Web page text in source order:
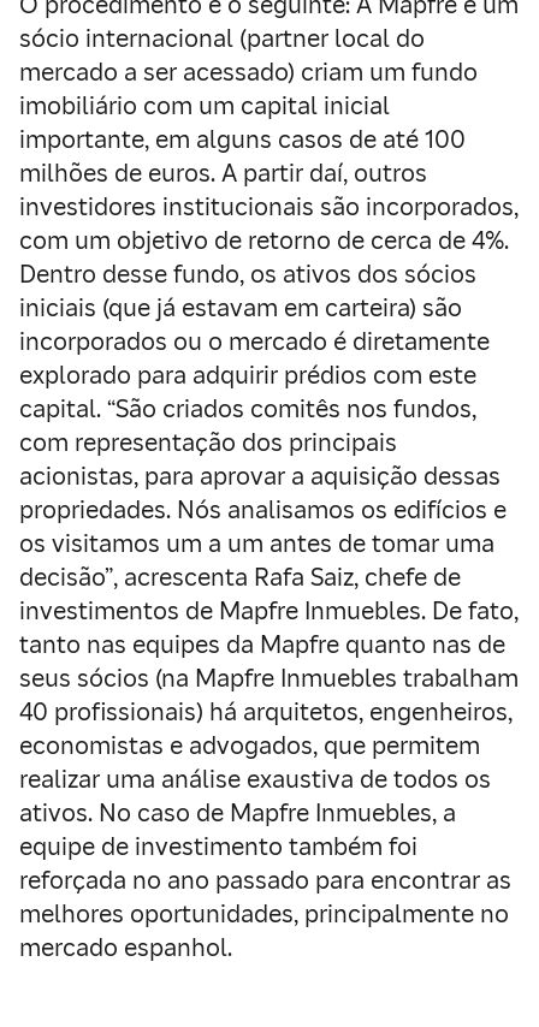
sócio internacional (partner local do
mercado a ser acessado) criam um fundo
imobiliário com um capital inicial
importante, em alguns casos de até 100
milhões de euros. A partir daí, outros
investidores institucionais são incorporados,
com um objetivo de retorno de cerca de 4%.
Dentro desse fundo, os ativos dos sócios
iniciais (que já estavam em carteira) são
incorporados ou o mercado é diretamente
explorado para adquirir prédios com este
capital. “São criados comitês nos fundos,
com representação dos principais
acionistas, para aprovar a aquisição dessas
propriedades. Nós analisamos os edifícios e
os visitamos um a um antes de tomar uma
decisão”, acrescenta Rafa Saiz, chefe de
investimentos de Mapfre Inmuebles. De fato,
tanto nas equipes da Mapfre quanto nas de
seus sócios (na Mapfre Inmuebles trabalham
40 profissionais) há arquitetos, engenheiros,
economistas e advogados, que permitem
realizar uma análise exaustiva de todos os
ativos. No caso de Mapfre Inmuebles, a
equipe de investimento também foi
reforçada no ano passado para encontrar as
melhores oportunidades, principalmente no
mercado espanhol.